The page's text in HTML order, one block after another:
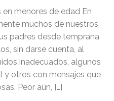
menores de edad En
muchos de nuestros
padres desde temprana
sin darse cuenta, al
inadecuados, algunos
y otros con mensajes que
Peor aún, […]